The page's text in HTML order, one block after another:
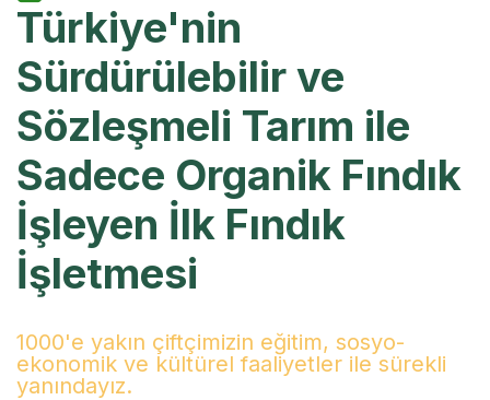
Türkiye'nin
Sürdürülebilir ve
Sözleşmeli Tarım ile
Sadece Organik Fındık
İşleyen İlk Fındık
İşletmesi
1000'e yakın çiftçimizin eğitim, sosyo-
ekonomik ve kültürel faaliyetler ile sürekli
yanındayız.